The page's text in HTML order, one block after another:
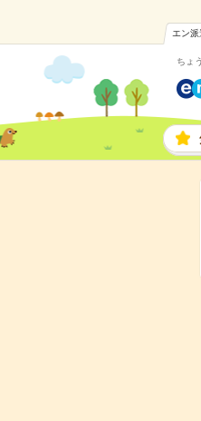
エン派
ちょ